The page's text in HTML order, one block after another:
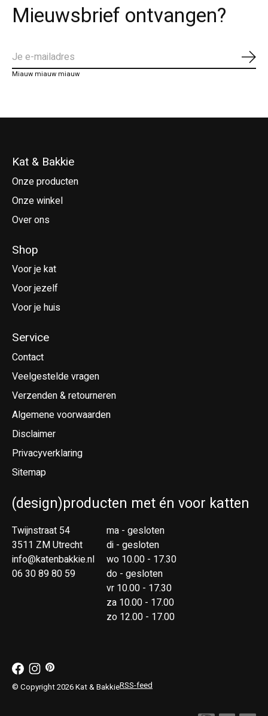
Mieuwsbrief ontvangen?
Miauw miauw miauw
Kat & Bakkie
Onze producten
Onze winkel
Over ons
Shop
Voor je kat
Voor jezelf
Voor je huis
Service
Contact
Veelgestelde vragen
Verzenden & retourneren
Algemene voorwaarden
Disclaimer
Privacyverklaring
Sitemap
(design)producten met én voor katten
Twijnstraat 54
3511 ZM Utrecht
info@katenbakkie.nl
06 30 89 80 59
ma - gesloten
di - gesloten
wo 10.00 - 17.30
do - gesloten
vr 10.00 - 17.30
za 10.00 - 17.00
zo 12.00 - 17.00
© Copyright 2026 Kat & BakkieRSS-feed